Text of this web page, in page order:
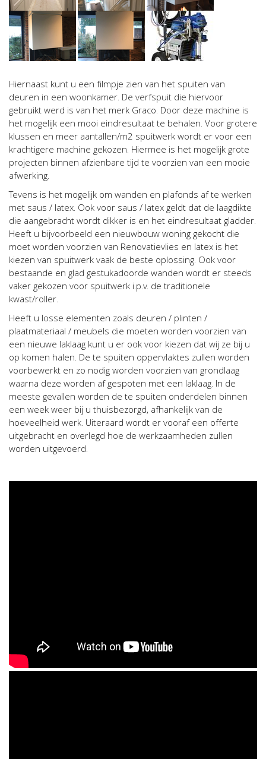
Hiernaast kunt u een filmpje zien van het spuiten van
deuren in een woonkamer. De verfspuit die hiervoor
gebruikt werd is van het merk Graco. Door deze machine is
het mogelijk een mooi eindresultaat te behalen. Voor grotere
klussen en meer aantallen/m2 spuitwerk wordt er voor een
krachtigere machine gekozen. Hiermee is het mogelijk grote
projecten binnen afzienbare tijd te voorzien van een mooie
afwerking.
Tevens is het mogelijk om wanden en plafonds af te werken
met saus / latex. Ook voor saus / latex geldt dat de laagdikte
die aangebracht wordt dikker is en het eindresultaat gladder.
Heeft u bijvoorbeeld een nieuwbouw woning gekocht die
moet worden voorzien van Renovatievlies en latex is het
kiezen van spuitwerk vaak de beste oplossing. Ook voor
bestaande en glad gestukadoorde wanden wordt er steeds
vaker gekozen voor spuitwerk i.p.v. de traditionele
kwast/roller.
Heeft u losse elementen zoals deuren / plinten /
plaatmateriaal / meubels die moeten worden voorzien van
een nieuwe laklaag kunt u er ook voor kiezen dat wij ze bij u
op komen halen. De te spuiten oppervlaktes zullen worden
voorbewerkt en zo nodig worden voorzien van grondlaag
waarna deze worden af gespoten met een laklaag. In de
meeste gevallen worden de te spuiten onderdelen binnen
een week weer bij u thuisbezorgd, afhankelijk van de
hoeveelheid werk. Uiteraard wordt er vooraf een offerte
uitgebracht en overlegd hoe de werkzaamheden zullen
worden uitgevoerd.